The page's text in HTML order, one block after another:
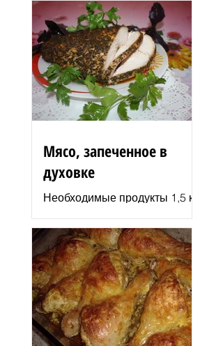
муки 200 г вишен 125 мл
сыворотки 100 г сгущенного
молока 2 яйца 3 ст. л.
растительного масла 1 ст. л.
сахара...
Мясо, запеченное в
духовке
Необходимые продукты 1,5 кг
паприка смесь сухих
итальянских трав черный
молотый перец 2–3 ст. л.
растительного...